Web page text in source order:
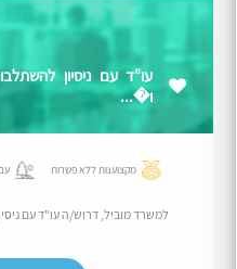
עו"ד עם ניסיון
ו�...
מקצוענות ללא פשרות
למשרד מוביל, דרוש/ה עו"ד עם